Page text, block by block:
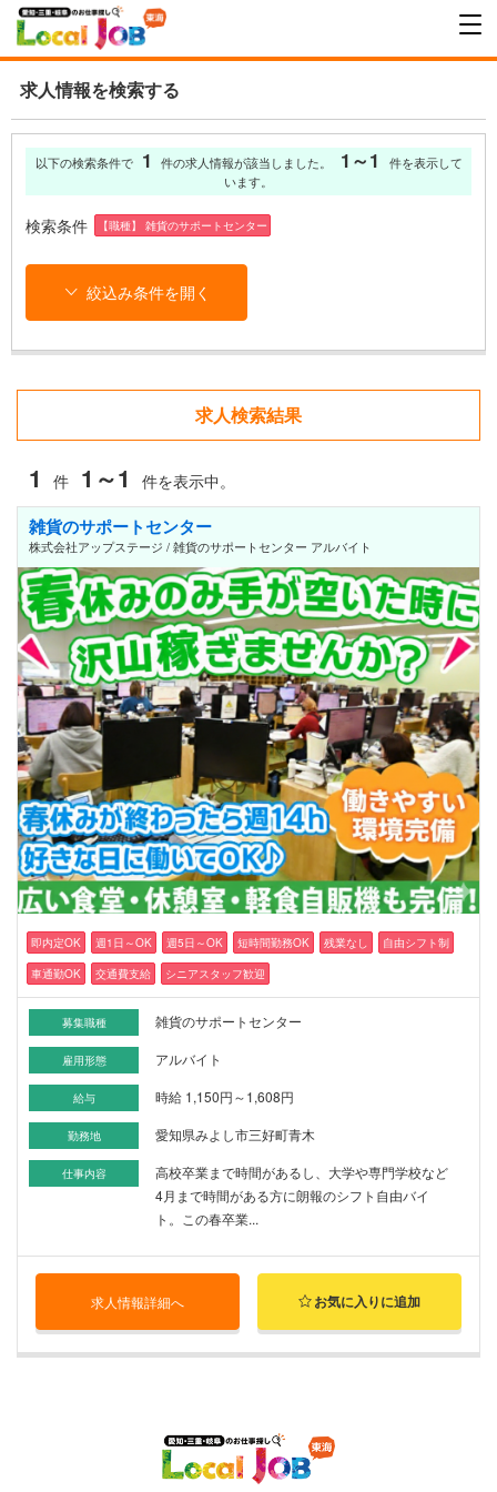
求人情報を検索する
以下の検索条件で 1 件の求人情報が該当しました。 1～1
件を表示して
います。
検索条件 【職種】 雑貨のサポートセンター
絞込み条件を開く
求人検索結果
1 件 1～1 件を表示中。
雑貨のサポートセンター
株式会社アップステージ / 雑貨のサポートセンター アルバイト
即内定OK 週1日～OK 週5日～OK 短時間勤務OK 残業なし
自由シフト制
車通勤OK
交通費支給 シニアスタッフ歓迎
募集職種 雑貨のサポートセンター
雇用形態 アルバイト
給与 時給 1,150円～1,608円
勤務地 愛知県みよし市三好町青木
仕事内容
高校卒業まで時間があるし、大学や専門学校など
4月まで時間がある方に朗報のシフト自由バイ
ト。この春卒業...
求人情報詳細へ お気に入りに追加